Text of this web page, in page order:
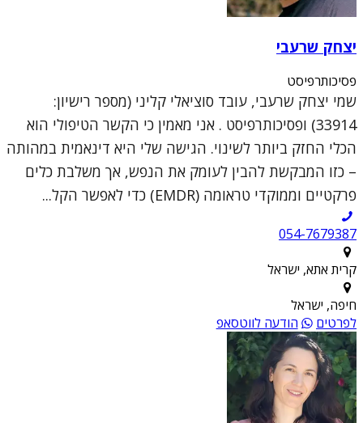
יצחק שרעבי
פסיכותרפיסט
שמי יצחק שרעבי, עובד סוציאלי קליני (מספר רישיון:
33914) ופסיכותרפיסט . אני מאמין כי הקשר הטיפולי הוא
הכלי החזק ביותר לשינוי. הגישה שלי היא דינאמית במהותה
– כזו המבקשת להבין לעומק את הנפש, אך משלבת כלים
פרקטיים וממוקדי טראומה (EMDR) כדי לאפשר הקל...
054-7679387
קרית אתא, ישראל
חיפה, ישראל
לפרטים
הודעה לווטסאפ